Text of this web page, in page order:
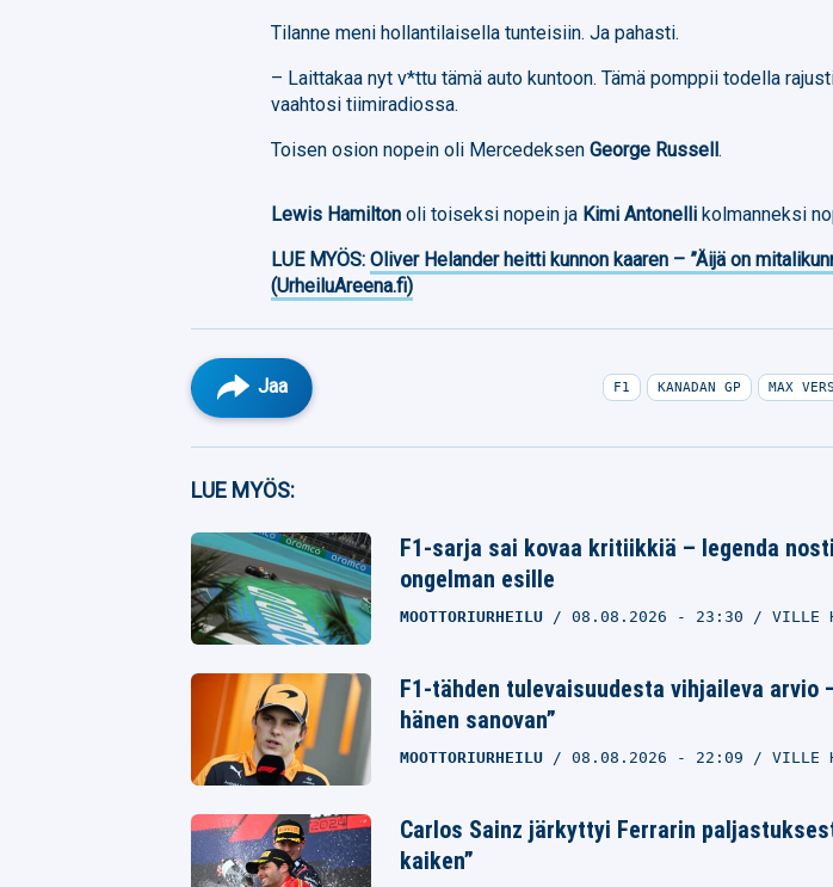
Tilanne meni hollantilaisella tunteisiin. Ja pahasti.
– Laittakaa nyt v*ttu tämä auto kuntoon. Tämä pomppii todella
vaahtosi tiimiradiossa.
Toisen osion nopein oli MercedeksenGeorge Russell.
Lewis Hamilton oli toiseksi nopein ja Kimi Antonelli kolmanneksi
LUE MYÖS:Oliver Helander heitti kunnon kaaren – ”Äijä on
(UrheiluAreena.fi)
Jaa
Facebook
Twitter
Whatsapp
F1 KANADAN GP MAX
LUE MYÖS:
F1-sarja sai kovaa kritiikkiä – legenda
ongelman esille
MOOTTORIURHEILU 08.08.2026 - 23:30 VILLE
F1-tähden tulevaisuudesta vihjaileva arvio
hänen sanovan”
MOOTTORIURHEILU 08.08.2026 - 22:09 VILLE
Carlos Sainz järkyttyi Ferrarin
kaiken”